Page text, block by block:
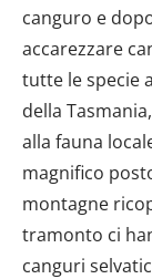
canguro e
accarezzare
tutte le specie
della
alla fauna
magnifico
montagne
tramonto ci
canguri